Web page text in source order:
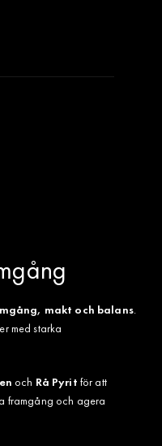
makt och balans.
med starka
och Rå Pyrit för att
framgång och agera